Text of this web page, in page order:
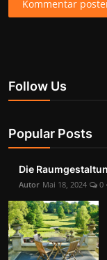
Kommentar
Follow Us
Popular Posts
Die
Autor Mai 18, 2024 0